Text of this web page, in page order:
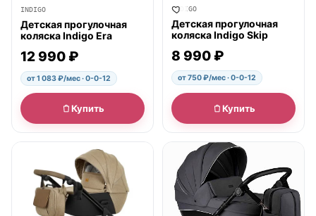
INDIGO
Детская прогулочная
коляска Indigo Era
12 990 ₽
от 1 083 ₽/мес · 0-0-12
Купить
INDIGO
Детская прогулочная
коляска Indigo Skip
8 990 ₽
от 750 ₽/мес · 0-0-12
Купить
● в наличии